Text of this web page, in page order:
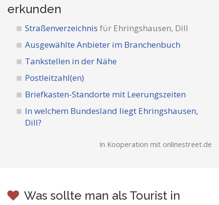
erkunden
Straßenverzeichnis für Ehringshausen, Dill
Ausgewählte Anbieter im Branchenbuch
Tankstellen in der Nähe
Postleitzahl(en)
Briefkasten-Standorte mit Leerungszeiten
In welchem Bundesland liegt Ehringshausen,
Dill?
In Kooperation mit onlinestreet.de
Was sollte man als Tourist in